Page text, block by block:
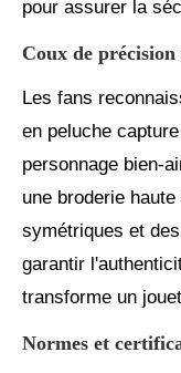
pour assurer la
Coux de
Les fans
en peluche
personnage bien-
une broderie
symétriques et
garantir
transforme un
Normes et